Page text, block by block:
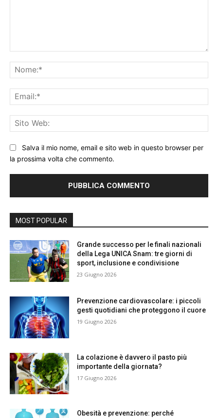
Salva il mio nome, email e sito web in questo browser per
la prossima volta che commento.
MOST POPULAR
Grande successo per le finali nazionali
della Lega UNICA Snam: tre giorni di
sport, inclusione e condivisione
23 Giugno 2026
Prevenzione cardiovascolare: i piccoli
gesti quotidiani che proteggono il cuore
19 Giugno 2026
La colazione è davvero il pasto più
importante della giornata?
17 Giugno 2026
Obesità e prevenzione: perché